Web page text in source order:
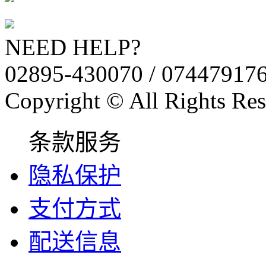
NEED HELP?
02895-430070 /
Copyright © All Rights
条款服务
隐私保护
支付方式
配送信息